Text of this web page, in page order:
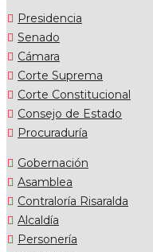
Presidencia
Senado
Cámara
Corte Suprema
Corte Constitucional
Consejo de Estado
Procuraduría
Gobernación
Asamblea
Contraloría Risaralda
Alcaldía
Personería